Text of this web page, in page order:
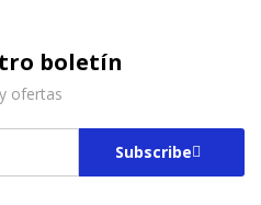
boletín
ofertas
Subscribe